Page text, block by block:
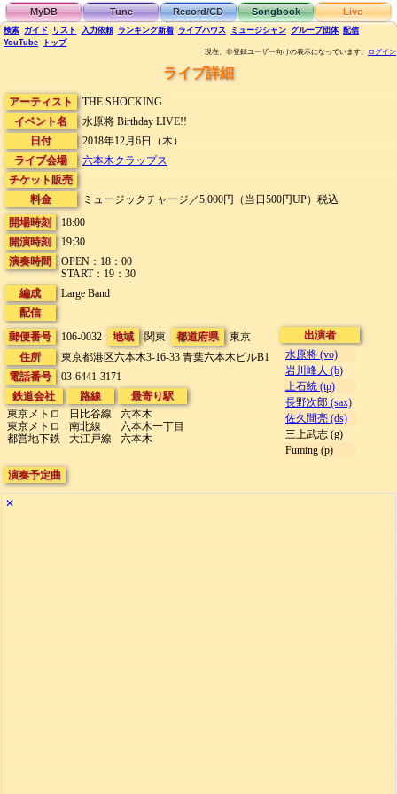
MyDB Tune Record/CD Songbook Live
検索 ガイド リスト 入力依頼 ランキング新着 ライブハウス ミュージシャン グループ団体 配信
YouTube
トップ
現在、非登録ユーザー向けの表示になっています。 ログイン
ライブ詳細
アーティスト
THE SHOCKING
イベント名
水原将 Birthday LIVE!!
日付
2018年12月6日（木）
ライブ会場
六本木クラップス
チケット販売
料金
ミュージックチャージ／5,000円（当日500円UP）税込
開場時刻
18:00
開演時刻
19:30
演奏時間
OPEN：18：00
START：19：30
編成
Large Band
配信
郵便番号
106-0032 地域 関東 都道府県
東京
住所
東京都港区六本木3-16-33 青葉六本木ビルB1
電話番号
03-6441-3171
鉄道会社
東京メトロ
東京メトロ
都営地下鉄
路線
日比谷線
南北線
大江戸線
最寄り駅
六本木
六本木一丁目
六本木
出演者
水原将 (vo)
岩川峰人 (b)
上石統 (tp)
長野次郎 (sax)
佐久間亮 (ds)
三上武志 (g)
Fuming (p)
演奏予定曲
✕